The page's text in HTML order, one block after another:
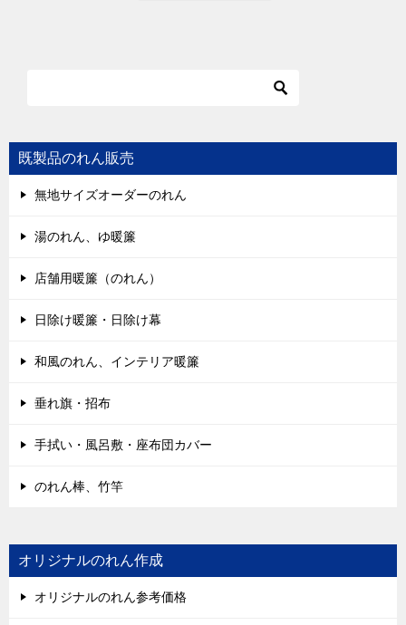
既製品のれん販売
無地サイズオーダーのれん
湯のれん、ゆ暖簾
店舗用暖簾（のれん）
日除け暖簾・日除け幕
和風のれん、インテリア暖簾
垂れ旗・招布
手拭い・風呂敷・座布団カバー
のれん棒、竹竿
オリジナルのれん作成
オリジナルのれん参考価格